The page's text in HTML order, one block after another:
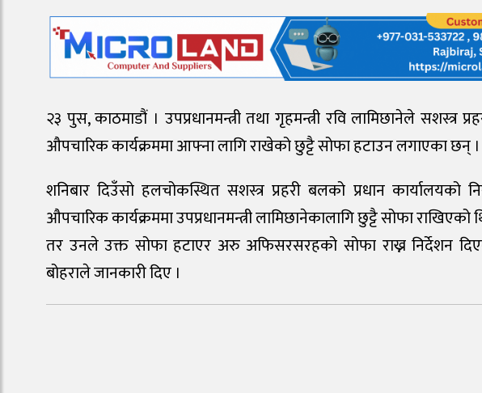
२३ पुस, काठमाडौं । उपप्रधानमन्त्री तथा गृहमन्त्री रवि लामिछानेले सशस्त्र
औपचारिक कार्यक्रममा आफ्ना लागि राखेको छुट्टै सोफा हटाउन लगाएका छन् ।
शनिबार दिउँसो हलचोकस्थित सशस्त्र प्रहरी बलको प्रधान कार्यालयको
औपचारिक कार्यक्रममा उपप्रधानमन्त्री लामिछानेकालागि छुट्टै सोफा राखिएको
तर उनले उक्त सोफा हटाएर अरु अफिसरसरहको सोफा राख्न निर्देशन
बोहराले जानकारी दिए ।